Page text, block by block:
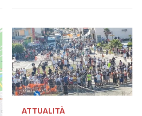
ATTUALITÀ